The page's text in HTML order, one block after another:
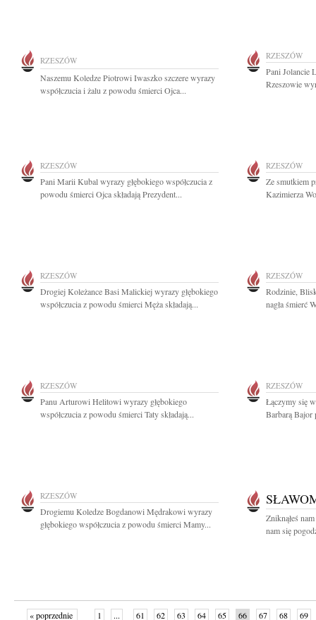
RZESZÓW
Naszemu Koledze Piotrowi Iwaszko szczere wyrazy
współczucia i żalu z powodu śmierci Ojca...
RZESZÓW
Pani Jolancie
Rzeszowie
RZESZÓW
Pani Marii Kubal wyrazy głębokiego współczucia z
powodu śmierci Ojca składają Prezydent...
RZESZÓW
Ze smutkiem
Kazimierza
RZESZÓW
Drogiej Koleżance Basi Malickiej wyrazy głębokiego
współczucia z powodu śmierci Męża składają...
RZESZÓW
Rodzinie,
nagła śmierć
RZESZÓW
Panu Arturowi Helitowi wyrazy głębokiego
współczucia z powodu śmierci Taty składają...
RZESZÓW
Łączymy się
Barbarą Bajor
RZESZÓW
Drogiemu Koledze Bogdanowi Mędrakowi wyrazy
głębokiego współczucia z powodu śmierci Mamy...
Zniknąłeś
nam się
« poprzednie 1 ... 61 62 63 64 65 66 67 68 69